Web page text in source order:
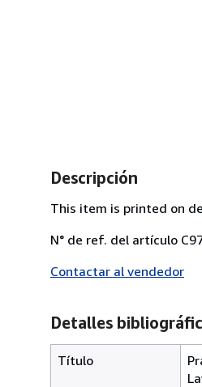
Descripción
This item is printed on
N° de ref. del artículo
Contactar al vendedor
Detalles
Título